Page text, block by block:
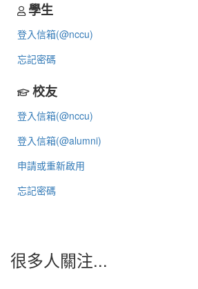
學生
登入信箱(@nccu)
忘記密碼
校友
登入信箱(@nccu)
登入信箱(@alumni)
申請或重新啟用
忘記密碼
很多人關注...